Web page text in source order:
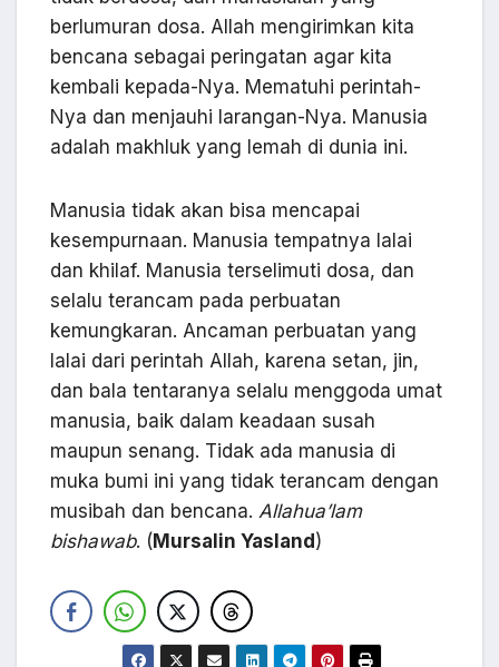
berlumuran dosa. Allah mengirimkan kita
bencana sebagai peringatan agar kita
kembali kepada-Nya. Mematuhi perintah-
Nya dan menjauhi larangan-Nya. Manusia
adalah makhluk yang lemah di dunia ini.
Manusia tidak akan bisa mencapai
kesempurnaan. Manusia tempatnya lalai
dan khilaf. Manusia terselimuti dosa, dan
selalu terancam pada perbuatan
kemungkaran. Ancaman perbuatan yang
lalai dari perintah Allah, karena setan, jin,
dan bala tentaranya selalu menggoda umat
manusia, baik dalam keadaan susah
maupun senang. Tidak ada manusia di
muka bumi ini yang tidak terancam dengan
musibah dan bencana. Allahua’lam
bishawab. (Mursalin Yasland)